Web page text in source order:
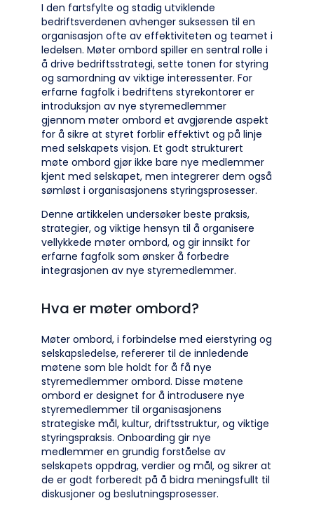
I den fartsfylte og stadig utviklende
bedriftsverdenen avhenger suksessen til en
organisasjon ofte av effektiviteten og teamet i
ledelsen. Møter ombord spiller en sentral rolle i
å drive bedriftsstrategi, sette tonen for styring
og samordning av viktige interessenter. For
erfarne fagfolk i bedriftens styrekontorer er
introduksjon av nye styremedlemmer
gjennom møter ombord et avgjørende aspekt
for å sikre at styret forblir effektivt og på linje
med selskapets visjon. Et godt strukturert
møte ombord gjør ikke bare nye medlemmer
kjent med selskapet, men integrerer dem også
sømløst i organisasjonens styringsprosesser.
Denne artikkelen undersøker beste praksis,
strategier, og viktige hensyn til å organisere
vellykkede møter ombord, og gir innsikt for
erfarne fagfolk som ønsker å forbedre
integrasjonen av nye styremedlemmer.
Hva er møter ombord?
Møter ombord, i forbindelse med eierstyring og
selskapsledelse, refererer til de innledende
møtene som ble holdt for å få nye
styremedlemmer ombord. Disse møtene
ombord er designet for å introdusere nye
styremedlemmer til organisasjonens
strategiske mål, kultur, driftsstruktur, og viktige
styringspraksis. Onboarding gir nye
medlemmer en grundig forståelse av
selskapets oppdrag, verdier og mål, og sikrer at
de er godt forberedt på å bidra meningsfullt til
diskusjoner og beslutningsprosesser.